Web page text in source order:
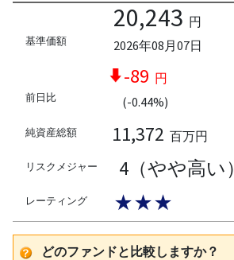
基準価額
20,243 円
2026年08月07日
前日比
-89 円
(-0.44%)
純資産総額 11,372 百万円
リスクメジャー 4（やや高い）
レーティング ★★★
どのファンドと比較しますか？